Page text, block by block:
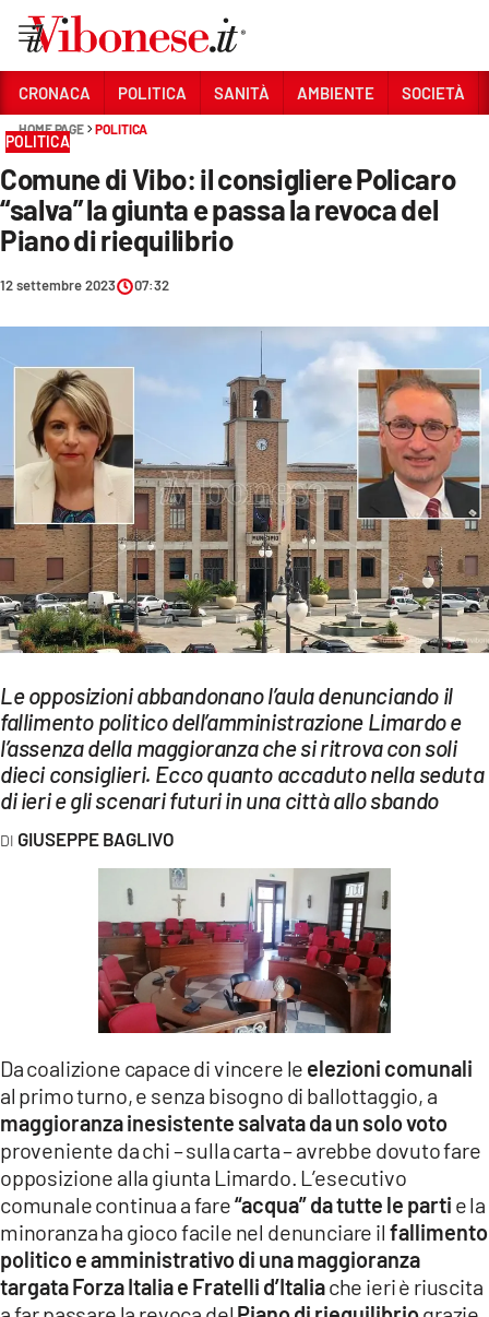
Sezioni
CRONACA
POLITICA
CULTURA
ECONOMIA E LAVORO
EVENTI
SPORT
Streaming
LAC TV
LAC NETWORK
LAC ONAIR
LaC
LACPLAY.IT
LACONAIR.IT
LACITYMAG.IT
COSENZACHANNEL.IT
ILVIBONESE.IT
CATANZAROCHANNEL.IT
LACAPITALENEWS.IT
App
CRONACA POLITICA SANITÀ AMBIENTE SOCIETÀ
HOME PAGE POLITICA
POLITICA
Comune di Vibo: il consigliere Policaro
“salva” la giunta e passa la revoca del
Piano di riequilibrio
12 settembre 2023 07:32
Le opposizioni abbandonano l’aula denunciando il
fallimento politico dell’amministrazione Limardo e
l’assenza della maggioranza che si ritrova con soli
dieci consiglieri. Ecco quanto accaduto nella seduta
di ieri e gli scenari futuri in una città allo sbando
GIUSEPPE BAGLIVO
Da coalizione capace di vincere le elezioni comunali
al primo turno, e senza bisogno di ballottaggio, a
maggioranza inesistente salvata da un solo voto
proveniente da chi – sulla carta – avrebbe dovuto fare
opposizione alla giunta Limardo. L’esecutivo
comunale continua a fare“acqua” da tutte le parti e la
minoranza ha gioco facile nel denunciare il fallimento
politico e amministrativo di una maggioranza
targata Forza Italia e Fratelli d’Italiache ieri è riuscita